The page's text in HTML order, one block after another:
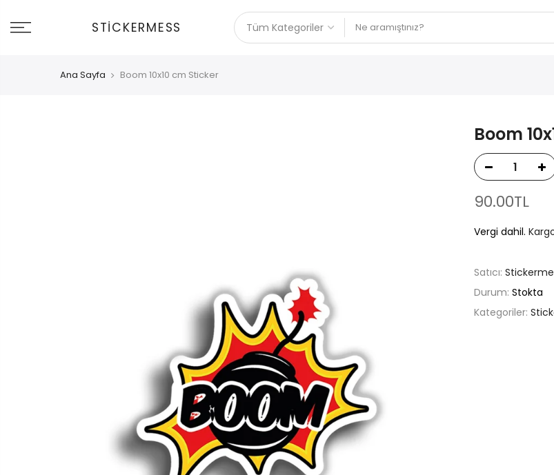
git
STICKERMESS
Ana Sayfa Boom 10x10 cm Sticker
Boom
90.00TL
Vergi dahil.
Satıcı:
Durum: Stokta
Kategoriler: